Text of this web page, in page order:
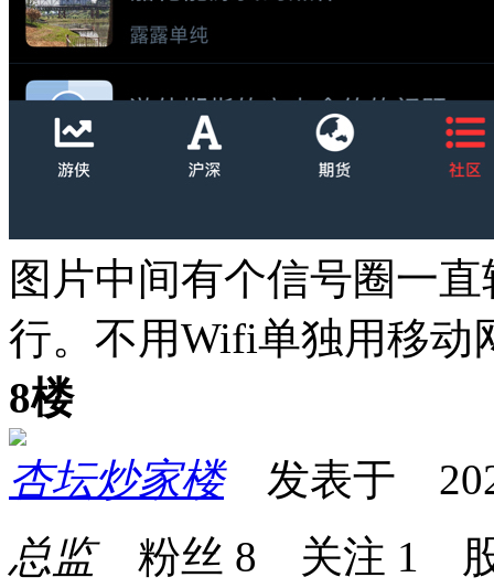
图片中间有个信号圈一
行。不用Wifi单独用移动
8楼
杏坛炒家楼发表于
总监粉丝 8 关注 1